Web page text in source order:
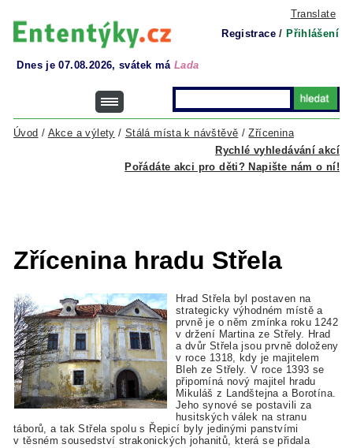
Translate
Registrace / Přihlášení
Dnes je 07.08.2026, svátek má Lada
Rychlé vyhledávání akcí
Úvod / Akce a výlety / Stálá místa k návštěvě /Zřícenina
Pořádáte akci pro děti? Napište nám o ní!
Zřícenina hradu Střela
Hrad Střela byl postaven na
strategicky výhodném místě a
prvně je o něm zmínka roku 1242
v držení Martina ze Střely. Hrad
a dvůr Střela jsou prvně doloženy
v roce 1318, kdy je majitelem
Bleh ze Střely. V roce 1393 se
připomíná nový majitel hradu
Mikuláš z Landštejna a Borotína.
Jeho synové se postavili za
husitských válek na stranu
táborů, a tak Střela spolu s Řepicí byly jedinými panstvími
v těsném sousedství strakonických johanitů, která se přidala